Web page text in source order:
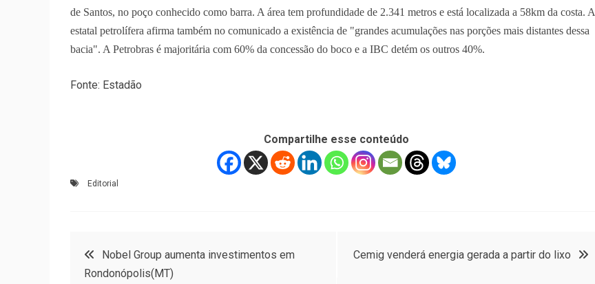
de Santos, no poço conhecido como barra. A área tem profundidade de 2.341 metros e está localizada a 58km da costa. A
estatal petrolífera afirma também no comunicado a existência de "grandes acumulações nas porções mais distantes dessa
bacia". A Petrobras é majoritária com 60% da concessão do boco e a IBC detém os outros 40%.
Fonte: Estadão
Compartilhe esse conteúdo
Editorial
Navegação
Nobel Group aumenta investimentos em
Rondonópolis(MT)
Cemig venderá energia gerada a partir do lixo